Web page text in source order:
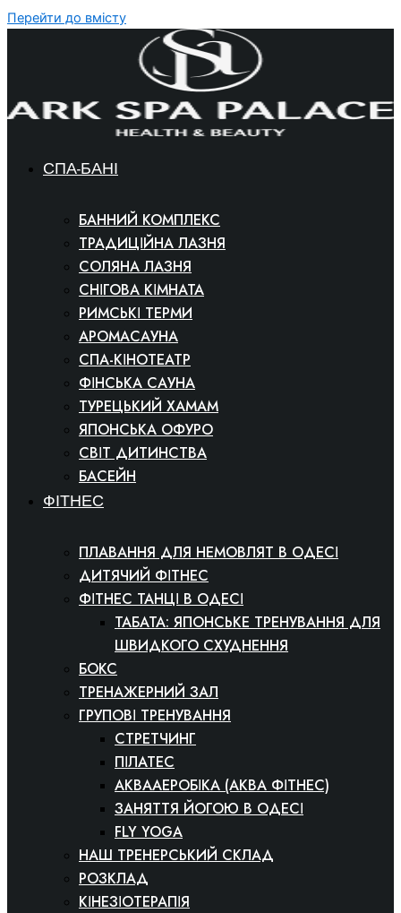
Перейти до вмісту
СПА-БАНІ
БАННИЙ КОМПЛЕКС
ТРАДИЦІЙНА ЛАЗНЯ
СОЛЯНА ЛАЗНЯ
СНІГОВА КІМНАТА
РИМСЬКІ ТЕРМИ
АРОМАСАУНА
СПА-КІНОТЕАТР
ФІНСЬКА САУНА
ТУРЕЦЬКИЙ ХАМАМ
ЯПОНСЬКА ОФУРО
СВІТ ДИТИНСТВА
БАСЕЙН
ФІТНЕС
ПЛАВАННЯ ДЛЯ НЕМОВЛЯТ В ОДЕСІ
ДИТЯЧИЙ ФІТНЕС
ФІТНЕС ТАНЦІ В ОДЕСІ
ТАБАТА: ЯПОНСЬКЕ ТРЕНУВАННЯ ДЛЯ
ШВИДКОГО СХУДНЕННЯ
БОКС
ТРЕНАЖЕРНИЙ ЗАЛ
ГРУПОВІ ТРЕНУВАННЯ
СТРЕТЧИНГ
ПІЛАТЕС
АКВААЕРОБІКА (АКВА ФІТНЕС)
ЗАНЯТТЯ ЙОГОЮ В ОДЕСІ
FLY YOGA
НАШ ТРЕНЕРСЬКИЙ СКЛАД
РОЗКЛАД
КІНЕЗІОТЕРАПІЯ